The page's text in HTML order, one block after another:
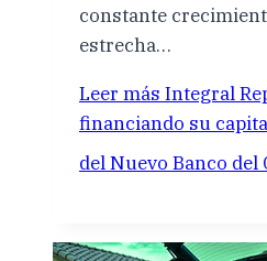
constante
estrecha…
Leer más Integral
financiando su
del Nuevo Banco del